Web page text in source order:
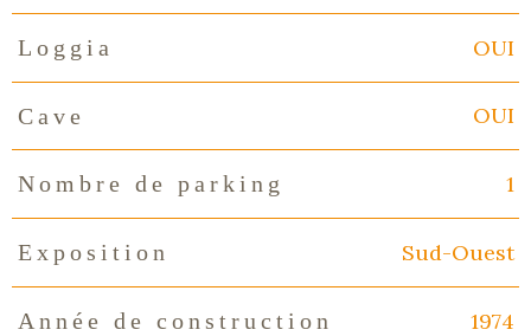
Loggia OUI
Cave OUI
Nombre de parking 1
Exposition Sud-Ouest
Année de construction 1974